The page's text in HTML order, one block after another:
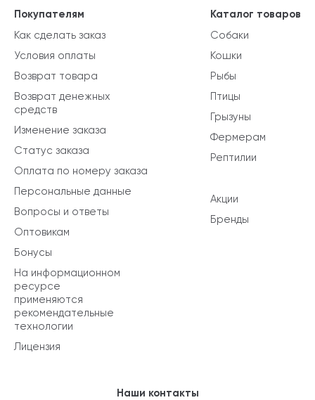
Каталог товаров
Собаки
Кошки
Рыбы
Птицы
Грызуны
Фермерам
Рептилии
Акции
Бренды
Покупателям
Как сделать заказ
Условия оплаты
Возврат товара
Возврат денежных
средств
Изменение заказа
Статус заказа
Оплата по номеру заказа
Персональные данные
Вопросы и ответы
Оптовикам
Бонусы
На информационном
ресурсе
применяются
рекомендательные
технологии
Лицензия
Наши контакты